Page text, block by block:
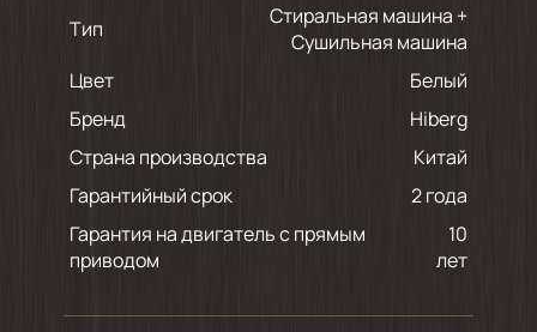
Тип
Стиральная машина +
Сушильная машина
Цвет
белый
Бренд
Hiberg
Страна производства
Китай
Гарантийный срок
2 года
Гарантия на двигатель с прямым
приводом
10
лет